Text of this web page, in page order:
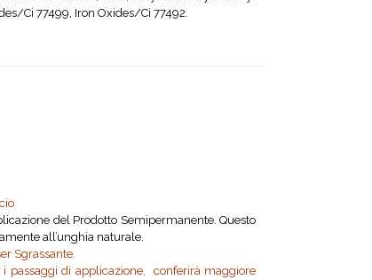
Ci 77499, Iron Oxides/Ci 77492.
del Prodotto Semipermanente. Questo
all’unghia naturale.
Sgrassante.
i passaggi di applicazione, conferirà maggiore